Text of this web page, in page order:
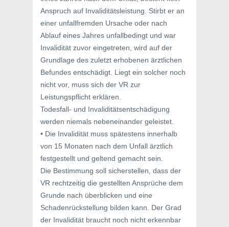
Anspruch auf Invaliditätsleistung. Stirbt er an
einer unfallfremden Ursache oder nach
Ablauf eines Jahres unfallbedingt und war
Invalidität zuvor eingetreten, wird auf der
Grundlage des zuletzt erhobenen ärztlichen
Befundes entschädigt. Liegt ein solcher noch
nicht vor, muss sich der VR zur
Leistungspflicht erklären.
Todesfall- und Invaliditätsentschädigung
werden niemals nebeneinander geleistet.
• Die Invalidität muss spätestens innerhalb
von 15 Monaten nach dem Unfall ärztlich
festgestellt und geltend gemacht sein.
Die Bestimmung soll sicherstellen, dass der
VR rechtzeitig die gestellten Ansprüche dem
Grunde nach überblicken und eine
Schadenrückstellung bilden kann. Der Grad
der Invalidität braucht noch nicht erkennbar